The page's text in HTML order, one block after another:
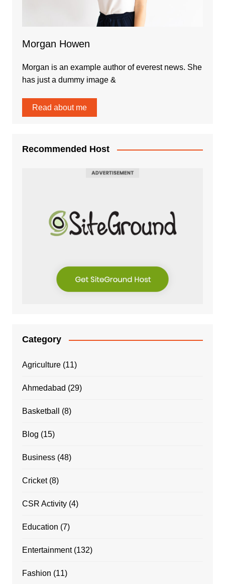
Morgan Howen
Morgan is an example author of everest news. She
has just a dummy image &
Read about me
Recommended Host
Category
Agriculture(11)
Ahmedabad (29)
Basketball (8)
Blog (15)
Business(48)
Cricket(8)
CSR Activity(4)
Education (7)
Entertainment(132)
Fashion (11)